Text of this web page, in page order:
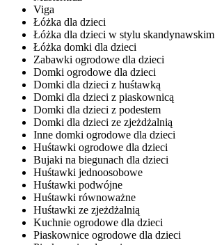
Viga
Łóżka dla dzieci
Łóżka dla dzieci w stylu skandynawskim
Łóżka domki dla dzieci
Zabawki ogrodowe dla dzieci
Domki ogrodowe dla dzieci
Domki dla dzieci z huśtawką
Domki dla dzieci z piaskownicą
Domki dla dzieci z podestem
Domki dla dzieci ze zjeżdżalnią
Inne domki ogrodowe dla dzieci
Huśtawki ogrodowe dla dzieci
Bujaki na biegunach dla dzieci
Huśtawki jednoosobowe
Huśtawki podwójne
Huśtawki równoważne
Huśtawki ze zjeżdżalnią
Kuchnie ogrodowe dla dzieci
Piaskownice ogrodowe dla dzieci